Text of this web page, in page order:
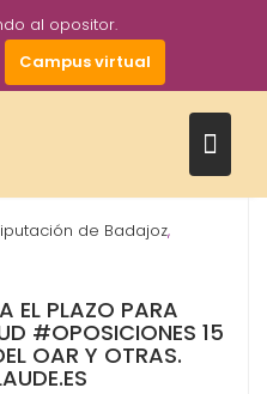
al opositor.
Campus virtual
de Badajoz,
EL PLAZO PARA
#OPOSICIONES 15
OAR Y OTRAS.